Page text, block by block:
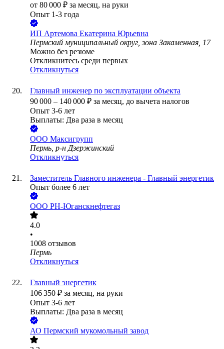
от 80 000 ₽ за месяц, на руки
Опыт 1-3 года
ИП Артемова Екатерина Юрьевна
Пермский муниципальный округ, зона Закаменная, 17
Можно без резюме
Откликнитесь среди первых
Откликнуться
Главный инженер по эксплуатации объекта
90 000 – 140 000 ₽ за месяц, до вычета налогов
Опыт 3-6 лет
Выплаты: Два раза в месяц
ООО Максигрупп
Пермь, р-н Дзержинский
Откликнуться
Заместитель Главного инженера - Главный энергетик
Опыт более 6 лет
ООО РН-Юганскнефтегаз
4.0
•
1008 отзывов
Пермь
Откликнуться
Главный энергетик
106 350 ₽ за месяц, на руки
Опыт 3-6 лет
Выплаты: Два раза в месяц
АО Пермский мукомольный завод